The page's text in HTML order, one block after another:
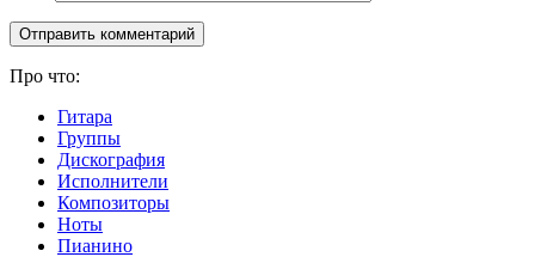
Про что:
Гитара
Группы
Дискография
Исполнители
Композиторы
Ноты
Пианино